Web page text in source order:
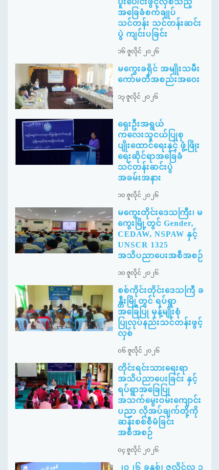
အခြေခံစက်ချုပ်
သင်တန်း သင်တန်းဆင်း
ပွဲ ကျင်းပခြင်း
၁၆ ဇူလိုင် ၂၀၂၆
မကွေးခရိုင် အမျိုးသမီး
ကော်မတီအစည်းအဝေး
၁၃ ဇူလိုင် ၂၀၂၆
ရှေးဦးအရွယ်
ကလေးသူငယ်ပြုစု
ပျိုးထောင်ရေးနှင့် ဖွံ့ဖြိုး
ရေးဆိုင်ရာအခြေခံ
သင်တန်းဆင်းပွဲ
အခမ်းအနား
၁၀ ဇူလိုင် ၂၀၂၆
မကွေးတိုင်းဒေသကြီး၊ မ
ကွေးမြို့တွင် Gender,
CEDAW, NSPAW နှင့်
UNSCR 1325
အသိပညာပေးအစီအစဉ်
၁၀ ဇူလိုင် ၂၀၂၆
စစ်ကိုင်းတိုင်းဒေသကြီ ခ
န္တီးမြို့တွင် ရပ်ရွာ
အခြေပြု မုန့်မျိုးစုံ
ပြုလုပ်နည်းသင်တန်းဖွင့်
လှစ်
၀၆ ဇူလိုင် ၂၀၂၆
တိုင်းရင်းသားရေးရာ
အသိပညာပေးခြင်း နှင့်
ရပ်ရွာအခြေပြု
အသက်မွေးဝမ်းကျောင်း
ပညာ လိုအပ်ချက်တို့ကို
ဆန်းစစ်စီမံခြင်း
အစီအစဉ်
၀၄ ဇူလိုင် ၂၀၂၆
၂၀၂၆ ခုနှစ်၊ ဇူလိုင်လ ၃